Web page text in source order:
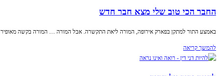
החבר הכי טוב שלי מצא חבר חדש
באמצע התור למתקן בפארק אירופה, המורה ליאת התקשרה. אבל המורה … המורה בקשה מאופיר
להמשך קריאה